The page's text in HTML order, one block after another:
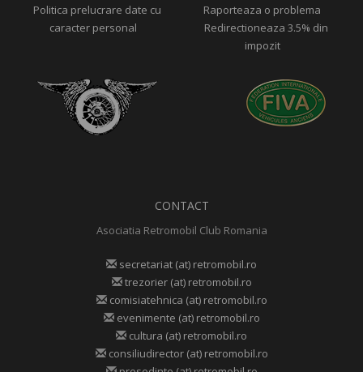
Politica prelucrare date cu
caracter personal
Raporteaza o problema
Redirectioneaza 3.5% din
impozit
CONTACT
Asociatia Retromobil Club Romania
secretariat (at) retromobil.ro
trezorier (at) retromobil.ro
comisiatehnica (at) retromobil.ro
evenimente (at) retromobil.ro
cultura (at) retromobil.ro
consiliudirector (at) retromobil.ro